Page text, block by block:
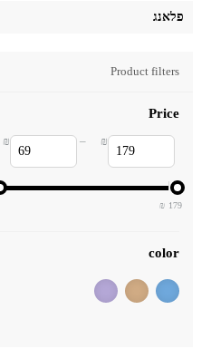
פלאנג
Product filters
Price
₪ – ₪
179
color